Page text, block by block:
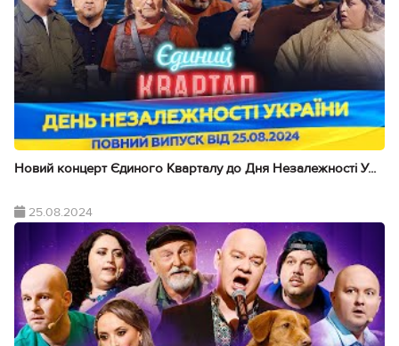
Новий концерт Єдиного Кварталу до Дня Незалежності У...
25.08.2024